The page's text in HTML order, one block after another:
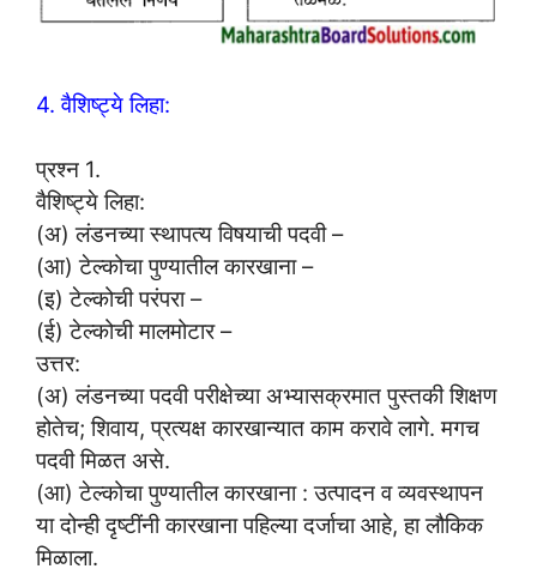
4. वैशिष्ट्ये लिहा:
प्रश्न 1.
वैशिष्ट्ये लिहा:
(अ) लंडनच्या स्थापत्य विषयाची पदवी –
(आ) टेल्कोचा पुण्यातील कारखाना –
(इ) टेल्कोची परंपरा –
(ई) टेल्कोची मालमोटार –
उत्तर:
(अ) लंडनच्या पदवी परीक्षेच्या अभ्यासक्रमात पुस्तकी शिक्षण
होतेच; शिवाय, प्रत्यक्ष कारखान्यात काम करावे लागे. मगच
पदवी मिळत असे.
(आ) टेल्कोचा पुण्यातील कारखाना : उत्पादन व व्यवस्थापन
या दोन्ही दृष्टींनी कारखाना पहिल्या दर्जाचा आहे, हा लौकिक
मिळाला.